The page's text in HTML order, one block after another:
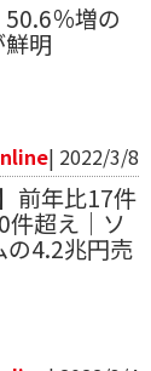
％増の
明
| 2022/3/8
前年比17件
件超え｜ソ
の4.2兆円売